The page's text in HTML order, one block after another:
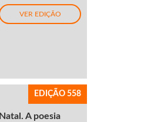
VER EDIÇÃO
EDIÇÃO 558
Natal. A poesia